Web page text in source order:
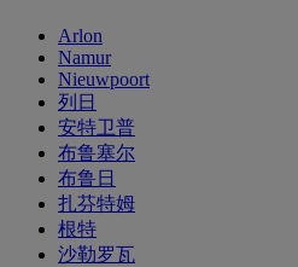
Arlon
Namur
Nieuwpoort
列日
安特卫普
布鲁塞尔
布鲁日
扎芬特姆
根特
沙勒罗瓦